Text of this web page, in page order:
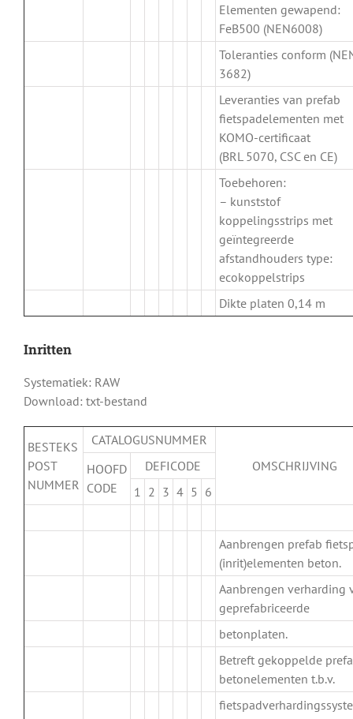
Elementen gewapend:
FeB500 (NEN6008)
Toleranties conform
3682)
Leveranties van prefab
fietspadelementen met
KOMO-certificaat
(BRL 5070, CSC en CE)
Toebehoren:
– kunststof
koppelingsstrips met
geïntegreerde
afstandhouders type:
ecokoppelstrips
Dikte platen 0,14 m
Inritten
Systematiek: RAW
Download: txt-bestand
BESTEKS
POST
NUMMER
CATALOGUSNUMMER
OMSCHRIJVING
HOOFD
CODE
DEFICODE
1 2 3 4 5 6
Aanbrengen prefab
(inrit)elementen beton.
Aanbrengen verharding
geprefabriceerde
betonplaten.
Betreft gekoppelde
betonelementen t.b.v.